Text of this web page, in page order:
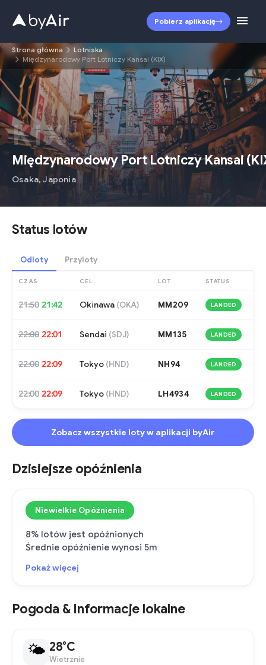
Pobierz aplikację
Strona główna
Lotniska
Międzynarodowy Port Lotniczy Kansai (KIX)
KIX
Międzynarodowy Port Lotniczy Kansai(
Osaka,Japonia
Status lotów
Odloty Przyloty
CZAS CEL LOT STATUS
21:50 21:42 Okinawa (OKA) MM209 LANDED
22:00 22:01 Sendai (SDJ) MM135 LANDED
22:00 22:09 Tokyo (HND) NH94 LANDED
22:00 22:09 Tokyo (HND) LH4934 LANDED
Zobacz wszystkie loty w aplikacji byAir
Dzisiejsze opóźnienia
Niewielkie Opóźnienia
8% lotów jest opóźnionych
Średnie opóźnienie wynosi 5m
Pokaż więcej
Pogoda & Informacje lokalne
🌤 28°C
Wietrznie